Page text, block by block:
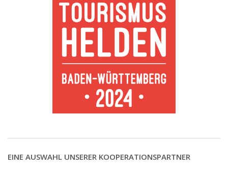
EINE AUSWAHL UNSERER KOOPERATIONSPARTNER